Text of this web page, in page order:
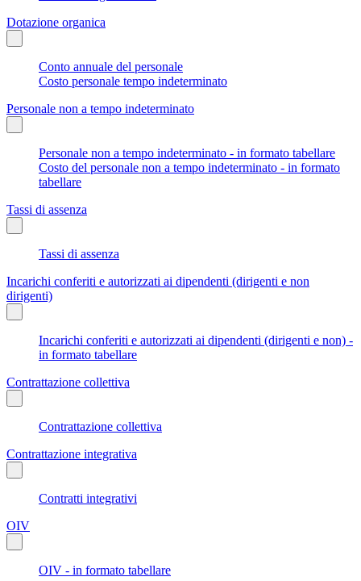
Dotazione organica
Conto annuale del personale
Costo personale tempo indeterminato
Personale non a tempo indeterminato
Personale non a tempo indeterminato - in formato tabellare
Costo del personale non a tempo indeterminato - in formato
tabellare
Tassi di assenza
Tassi di assenza
Incarichi conferiti e autorizzati ai dipendenti (dirigenti e non
dirigenti)
Incarichi conferiti e autorizzati ai dipendenti (dirigenti e non) -
in formato tabellare
Contrattazione collettiva
Contrattazione collettiva
Contrattazione integrativa
Contratti integrativi
OIV
OIV - in formato tabellare